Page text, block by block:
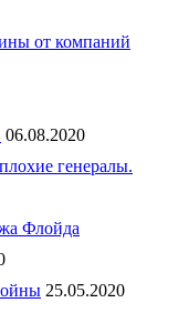
от компаний
06.08.2020
генералы.
Флойда
25.05.2020